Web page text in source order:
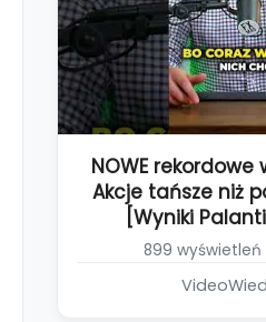
NOWE rekordowe
Akcje tańsze niż
[Wyniki
899 wyświetleń